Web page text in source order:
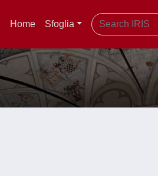
Home Sfoglia